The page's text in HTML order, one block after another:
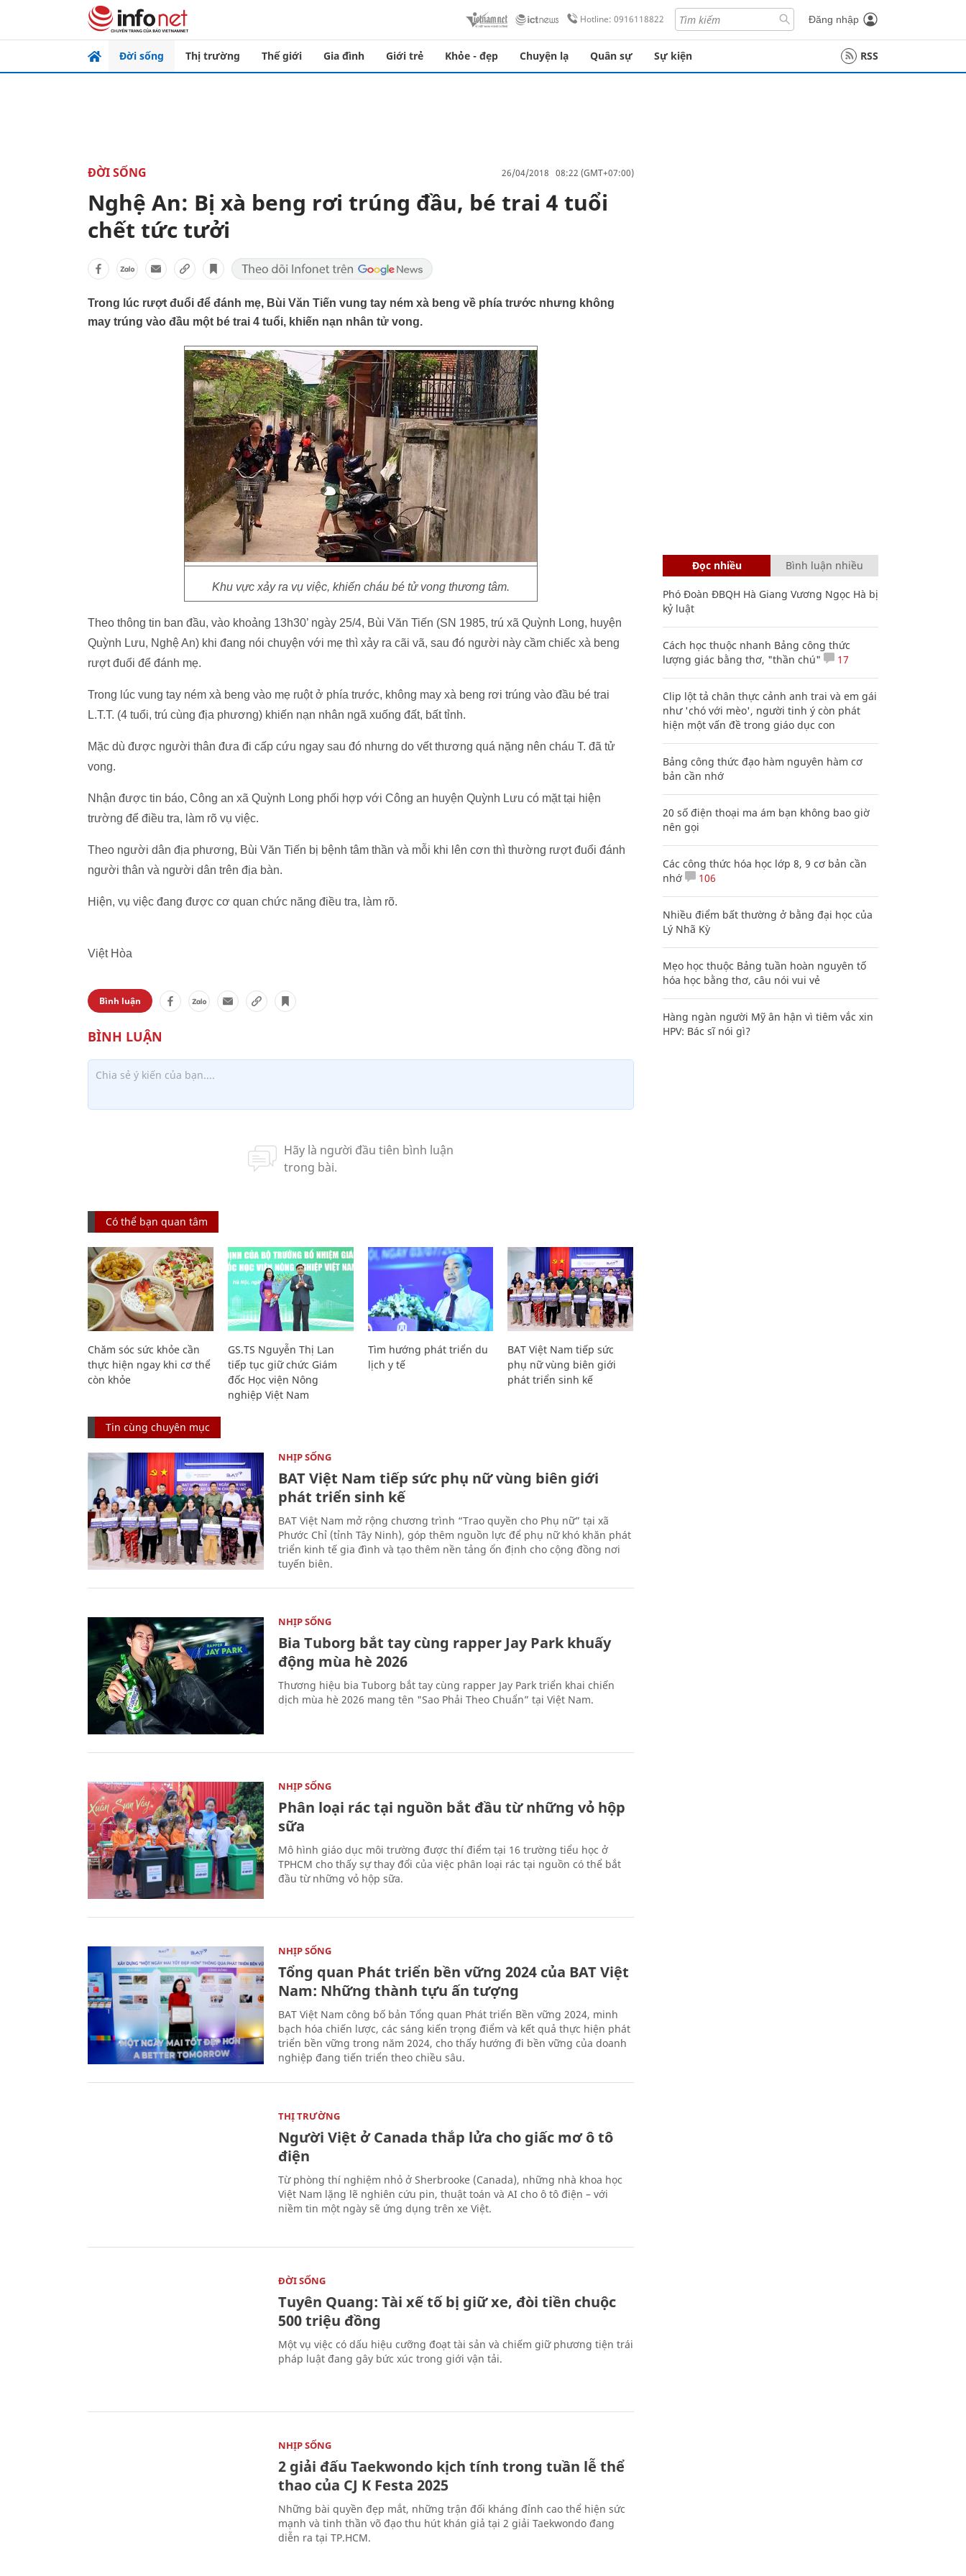
Hotline: 0916118822 Đăng nhập
Đời sống Thị trường Thế giới Gia đình Giới trẻ Khỏe - đẹp Chuyện lạ Quân sự Sự kiện RSS
ĐỜI SỐNG 26/04/2018 08:22 (GMT+07:00)
Nghệ An: Bị xà beng rơi trúng đầu, bé trai 4 tuổi
chết tức tưởi
Trong lúc rượt đuổi để đánh mẹ, Bùi Văn Tiến vung tay ném xà beng về phía trước nhưng không
may trúng vào đầu một bé trai 4 tuổi, khiến nạn nhân tử vong.
Khu vực xảy ra vụ việc, khiến cháu bé tử vong thương tâm.
Theo thông tin ban đầu, vào khoảng 13h30’ ngày 25/4, Bùi Văn Tiến (SN 1985, trú xã Quỳnh Long, huyện
Quỳnh Lưu, Nghệ An) khi đang nói chuyện với mẹ thì xảy ra cãi vã, sau đó người này cầm chiếc xà beng
rượt đuổi để đánh mẹ.
Trong lúc vung tay ném xà beng vào mẹ ruột ở phía trước, không may xà beng rơi trúng vào đầu bé trai
L.T.T. (4 tuổi, trú cùng địa phương) khiến nạn nhân ngã xuống đất, bất tỉnh.
Mặc dù được người thân đưa đi cấp cứu ngay sau đó nhưng do vết thương quá nặng nên cháu T. đã tử
vong.
Nhận được tin báo, Công an xã Quỳnh Long phối hợp với Công an huyện Quỳnh Lưu có mặt tại hiện
trường để điều tra, làm rõ vụ việc.
Theo người dân địa phương, Bùi Văn Tiến bị bệnh tâm thần và mỗi khi lên cơn thì thường rượt đuổi đánh
người thân và người dân trên địa bàn.
Hiện, vụ việc đang được cơ quan chức năng điều tra, làm rõ.
Việt Hòa
Bình luận
Có thể bạn quan tâm
Chăm sóc sức khỏe cần
thực hiện ngay khi cơ thể
còn khỏe
GS.TS Nguyễn Thị Lan
tiếp tục giữ chức Giám
đốc Học viện Nông
nghiệp Việt Nam
Tìm hướng phát triển du
lịch y tế
BAT Việt Nam tiếp sức
phụ nữ vùng biên giới
phát triển sinh kế
Tin cùng chuyên mục
NHỊP SỐNG
BAT Việt Nam tiếp sức phụ nữ vùng biên giới
phát triển sinh kế
BAT Việt Nam mở rộng chương trình “Trao quyền cho Phụ nữ” tại xã
Phước Chỉ (tỉnh Tây Ninh), góp thêm nguồn lực để phụ nữ khó khăn phát
triển kinh tế gia đình và tạo thêm nền tảng ổn định cho cộng đồng nơi
tuyến biên.
NHỊP SỐNG
Bia Tuborg bắt tay cùng rapper Jay Park khuấy
động mùa hè 2026
Thương hiệu bia Tuborg bắt tay cùng rapper Jay Park triển khai chiến
dịch mùa hè 2026 mang tên "Sao Phải Theo Chuẩn” tại Việt Nam.
NHỊP SỐNG
Phân loại rác tại nguồn bắt đầu từ những vỏ hộp
sữa
Mô hình giáo dục môi trường được thí điểm tại 16 trường tiểu học ở
TPHCM cho thấy sự thay đổi của việc phân loại rác tại nguồn có thể bắt
đầu từ những vỏ hộp sữa.
NHỊP SỐNG
Tổng quan Phát triển bền vững 2024 của BAT Việt
Nam: Những thành tựu ấn tượng
BAT Việt Nam công bố bản Tổng quan Phát triển Bền vững 2024, minh
bạch hóa chiến lược, các sáng kiến trọng điểm và kết quả thực hiện phát
triển bền vững trong năm 2024, cho thấy hướng đi bền vững của doanh
nghiệp đang tiến triển theo chiều sâu.
THỊ TRƯỜNG
Người Việt ở Canada thắp lửa cho giấc mơ ô tô
điện
Từ phòng thí nghiệm nhỏ ở Sherbrooke (Canada), những nhà khoa học
Việt Nam lặng lẽ nghiên cứu pin, thuật toán và AI cho ô tô điện – với
niềm tin một ngày sẽ ứng dụng trên xe Việt.
ĐỜI SỐNG
Tuyên Quang: Tài xế tố bị giữ xe, đòi tiền chuộc
500 triệu đồng
Một vụ việc có dấu hiệu cưỡng đoạt tài sản và chiếm giữ phương tiện trái
pháp luật đang gây bức xúc trong giới vận tải.
NHỊP SỐNG
2 giải đấu Taekwondo kịch tính trong tuần lễ thể
thao của CJ K Festa 2025
Những bài quyền đẹp mắt, những trận đối kháng đỉnh cao thể hiện sức
mạnh và tinh thần võ đạo thu hút khán giả tại 2 giải Taekwondo đang
diễn ra tại TP.HCM.
Đọc nhiều Bình luận nhiều
Phó Đoàn ĐBQH Hà Giang Vương Ngọc Hà bị
kỷ luật
Cách học thuộc nhanh Bảng công thức
lượng giác bằng thơ, "thần chú"
17
Clip lột tả chân thực cảnh anh trai và em gái
như 'chó với mèo', người tinh ý còn phát
hiện một vấn đề trong giáo dục con
Bảng công thức đạo hàm nguyên hàm cơ
bản cần nhớ
20 số điện thoại ma ám bạn không bao giờ
nên gọi
Các công thức hóa học lớp 8, 9 cơ bản cần
nhớ
106
Nhiều điểm bất thường ở bằng đại học của
Lý Nhã Kỳ
Mẹo học thuộc Bảng tuần hoàn nguyên tố
hóa học bằng thơ, câu nói vui vẻ
Hàng ngàn người Mỹ ân hận vì tiêm vắc xin
HPV: Bác sĩ nói gì?